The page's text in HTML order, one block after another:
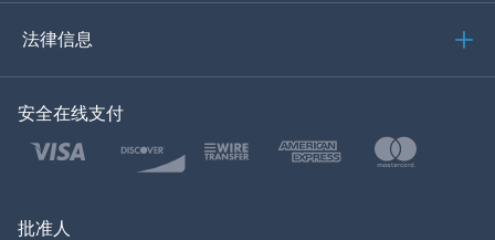
土耳其语
波兰文
法律信息
安全在线支付
批准人